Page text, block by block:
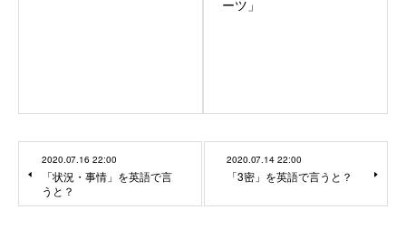
ーツ」
2020.07.16 22:00
「状況・事情」を英語で言
うと？
2020.07.14 22:00
「3密」を英語で言うと？